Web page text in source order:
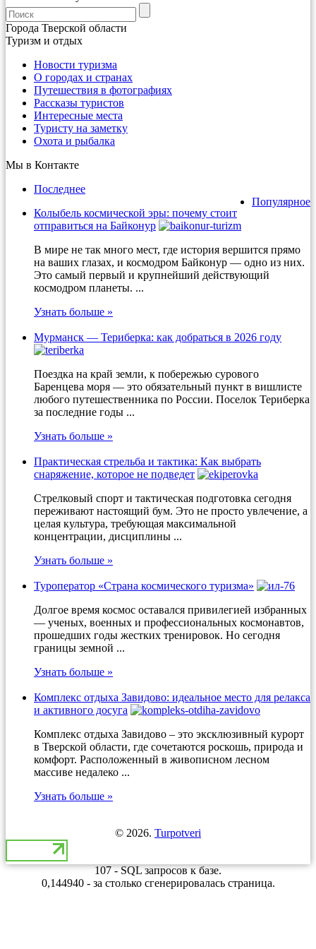
Города Тверской области
Туризм и отдых
Новости туризма
О городах и странах
Путешествия в фотографиях
Рассказы туристов
Интересные места
Туристу на заметку
Охота и рыбалка
Мы в Контакте
Последнее
Популярное
Колыбель космической эры: почему стоит
отправиться на Байконур
В мире не так много мест, где история вершится прямо
на ваших глазах, и космодром Байконур — одно из них.
Это самый первый и крупнейший действующий
космодром планеты. ...
Узнать больше »
Мурманск — Териберка: как добраться в 2026 году
Поездка на край земли, к побережью сурового
Баренцева моря — это обязательный пункт в вишлисте
любого путешественника по России. Поселок Териберка
за последние годы ...
Узнать больше »
Практическая стрельба и тактика: Как выбрать
снаряжение, которое не подведет
Стрелковый спорт и тактическая подготовка сегодня
переживают настоящий бум. Это не просто увлечение, а
целая культура, требующая максимальной
концентрации, дисциплины ...
Узнать больше »
Туроператор «Страна космического туризма»
Долгое время космос оставался привилегией избранных
— ученых, военных и профессиональных космонавтов,
прошедших годы жестких тренировок. Но сегодня
границы земной ...
Узнать больше »
Комплекс отдыха Завидово: идеальное место для релакса
и активного досуга
Комплекс отдыха Завидово – это эксклюзивный курорт
в Тверской области, где сочетаются роскошь, природа и
комфорт. Расположенный в живописном лесном
массиве недалеко ...
Узнать больше »
© 2026. Turpotveri
107 - SQL запросов к базе.
0,144940 - за столько сгенерировалась страница.